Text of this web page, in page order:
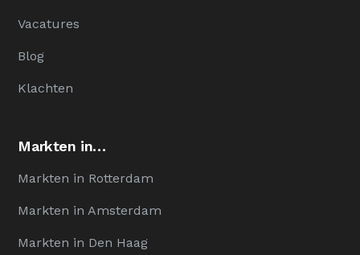
Vacatures
Blog
Klachten
Markten in…
Markten in Rotterdam
Markten in Amsterdam
Markten in Den Haag